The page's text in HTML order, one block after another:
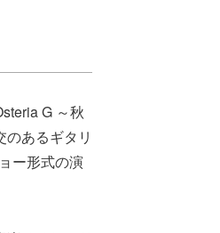
G ～秋
のあるギタリ
ー形式の演